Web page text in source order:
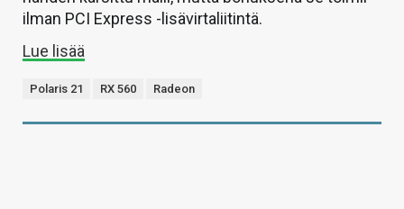
ilman PCI Express -lisävirtaliitintä.
Lue lisää
Polaris 21 RX 560 Radeon